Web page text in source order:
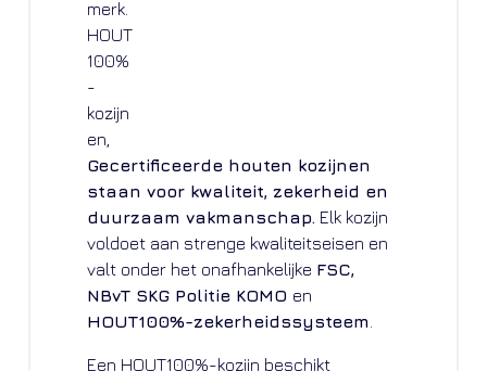
Gecertificeerde houten kozijnen
staan voor kwaliteit, zekerheid en
duurzaam vakmanschap. Elk kozijn
voldoet aan strenge kwaliteitseisen en
valt onder het onafhankelijke FSC,
NBvT SKG Politie KOMO en
HOUT100%-zekerheidssysteem
Een HOUT100%-kozijn beschikt